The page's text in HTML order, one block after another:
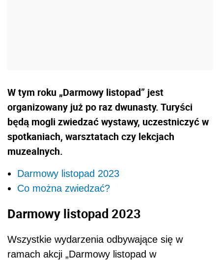
W tym roku „Darmowy listopad” jest
organizowany już po raz dwunasty. Turyści
będą mogli zwiedzać wystawy, uczestniczyć w
spotkaniach, warsztatach czy lekcjach
muzealnych.
Darmowy listopad 2023
Co można zwiedzać?
Darmowy listopad 2023
Wszystkie wydarzenia odbywające się w
ramach akcji „Darmowy listopad w